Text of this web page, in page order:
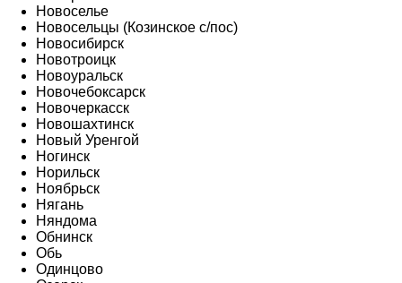
Новоселье
Новосельцы (Козинское с/пос)
Новосибирск
Новотроицк
Новоуральск
Новочебоксарск
Новочеркасск
Новошахтинск
Новый Уренгой
Ногинск
Норильск
Ноябрьск
Нягань
Няндома
Обнинск
Обь
Одинцово